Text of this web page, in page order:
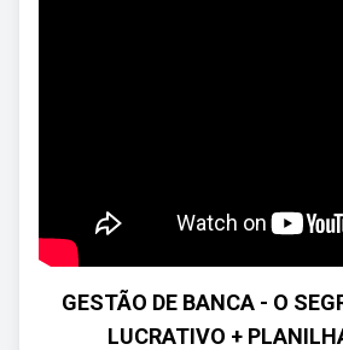
GESTÃO DE BANCA - O
LUCRATIVO +